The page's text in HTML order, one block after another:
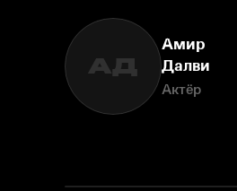
АД
Амир
Далви
Актёр